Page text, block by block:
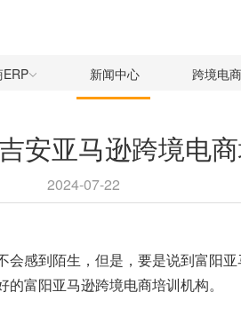
新闻中心 跨境电
安亚马逊跨境电
2024-07-22
感到陌生，但是，要是说到富阳
富阳亚马逊跨境电商培训机构。